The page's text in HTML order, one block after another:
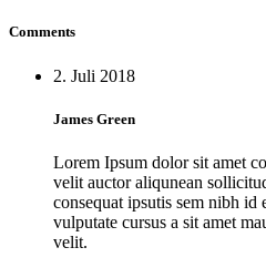
Comments
2. Juli 2018
James Green
Lorem Ipsum dolor sit amet
velit auctor aliqunean
consequat ipsutis sem nibh
vulputate cursus a sit amet
velit.